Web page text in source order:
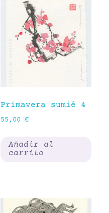
Primavera sumié 4
55,00 €
Añadir al
carrito